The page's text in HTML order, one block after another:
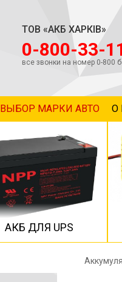
ТОВ «АКБ ХАРКІВ»
‎0-800-33-
все звонки на номер 0-800
ВЫБОР МАРКИ АВТО О
АКБ ДЛЯ UPS